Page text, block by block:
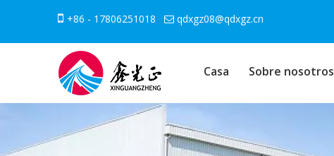
 +86 - 17806251018  qdxgz08@qdxgz.cn
Casa Sobre nosotros